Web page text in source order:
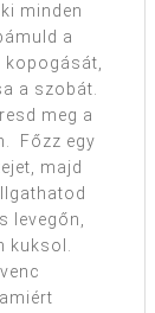
minden
a
kopogását,
a szobát.
meg a
Főzz egy
majd
levegőn,
kuksol.